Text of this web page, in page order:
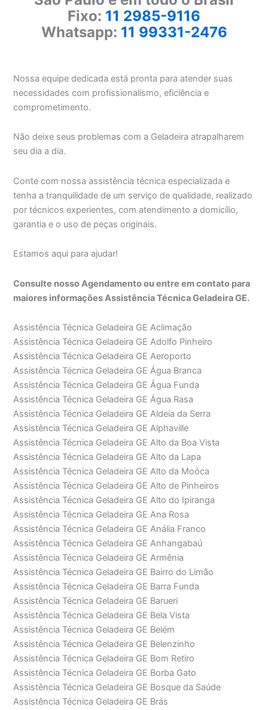
Fixo: 11 2985-9116
Whatsapp: 11 99331-2476
Nossa equipe dedicada está pronta para atender suas
necessidades com profissionalismo, eficiência e
comprometimento.
Não deixe seus problemas com a Geladeira atrapalharem
seu dia a dia.
Conte com nossa assistência técnica especializada e
tenha a tranquilidade de um serviço de qualidade, realizado
por técnicos experientes, com atendimento a domicílio,
garantia e o uso de peças originais.
Estamos aqui para ajudar!
Consulte nosso Agendamento ou entre em contato para
maiores informações Assistência Técnica Geladeira GE.
Assistência Técnica Geladeira GE Aclimação
Assistência Técnica Geladeira GE Adolfo Pinheiro
Assistência Técnica Geladeira GE Aeroporto
Assistência Técnica Geladeira GE Água Branca
Assistência Técnica Geladeira GE Água Funda
Assistência Técnica Geladeira GE Água Rasa
Assistência Técnica Geladeira GE Aldeia da Serra
Assistência Técnica Geladeira GE Alphaville
Assistência Técnica Geladeira GE Alto da Boa Vista
Assistência Técnica Geladeira GE Alto da Lapa
Assistência Técnica Geladeira GE Alto da Moóca
Assistência Técnica Geladeira GE Alto de Pinheiros
Assistência Técnica Geladeira GE Alto do Ipiranga
Assistência Técnica Geladeira GE Ana Rosa
Assistência Técnica Geladeira GE Anália Franco
Assistência Técnica Geladeira GE Anhangabaú
Assistência Técnica Geladeira GE Armênia
Assistência Técnica Geladeira GE Bairro do Limão
Assistência Técnica Geladeira GE Barra Funda
Assistência Técnica Geladeira GE Barueri
Assistência Técnica Geladeira GE Bela Vista
Assistência Técnica Geladeira GE Belém
Assistência Técnica Geladeira GE Belenzinho
Assistência Técnica Geladeira GE Bom Retiro
Assistência Técnica Geladeira GE Borba Gato
Assistência Técnica Geladeira GE Bosque da Saúde
Assistência Técnica Geladeira GE Brás